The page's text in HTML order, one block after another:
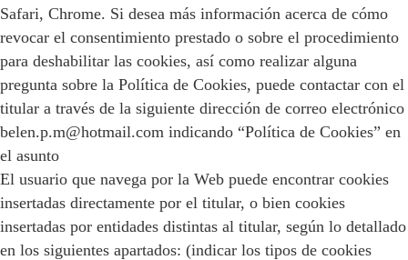
Safari, Chrome. Si desea más información acerca de cómo
revocar el consentimiento prestado o sobre el procedimiento
para deshabilitar las cookies, así como realizar alguna
pregunta sobre la Política de Cookies, puede contactar con el
titular a través de la siguiente dirección de correo electrónico
belen.p.m@hotmail.com indicando “Política de Cookies” en
el asunto
El usuario que navega por la Web puede encontrar cookies
insertadas directamente por el titular, o bien cookies
insertadas por entidades distintas al titular, según lo detallado
en los siguientes apartados: (indicar los tipos de cookies